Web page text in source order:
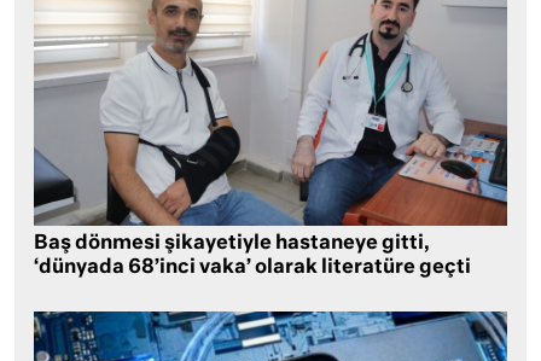
Baş dönmesi şikayetiyle hastaneye gitti,
‘dünyada 68’inci vaka’ olarak literatüre geçti